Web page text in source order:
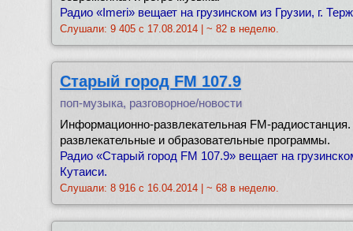
Радио «Imeri» вещает на грузинском из Грузии, г.
Слушали: 9 405 с 17.08.2014 | ~ 82 в неделю.
Старый город FM 107.9
поп-музыка, разговорное/новости
Информационно-развлекательная FM-
развлекательные и образовательные программы.
Радио «Старый город FM 107.9» вещает на
Кутаиси.
Слушали: 8 916 с 16.04.2014 | ~ 68 в неделю.